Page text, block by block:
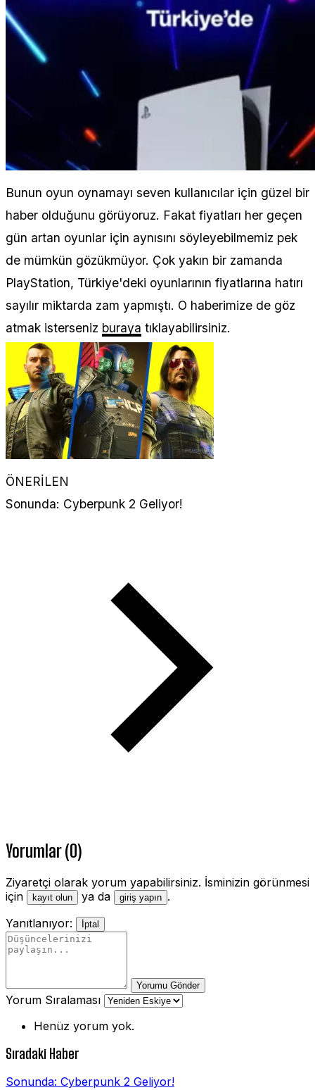
Bunun oyun oynamayı seven kullanıcılar için güzel bir
haber olduğunu görüyoruz. Fakat fiyatları her geçen
gün artan oyunlar için aynısını söyleyebilmemiz pek
de mümkün gözükmüyor. Çok yakın bir zamanda
PlayStation, Türkiye'deki oyunlarının fiyatlarına hatırı
sayılır miktarda zam yapmıştı. O haberimize de göz
atmak isterseniz buraya tıklayabilirsiniz.
ÖNERİLEN
Sonunda: Cyberpunk 2 Geliyor!
Yorumlar (0)
Ziyaretçi olarak yorum yapabilirsiniz. İsminizin görünmesi
için
kayıt olun ya da giriş yapın .
Yanıtlanıyor:
İptal
Yorumu Gönder
Yorum Sıralaması
Henüz yorum yok.
Sıradaki Haber
Sonunda: Cyberpunk 2 Geliyor!